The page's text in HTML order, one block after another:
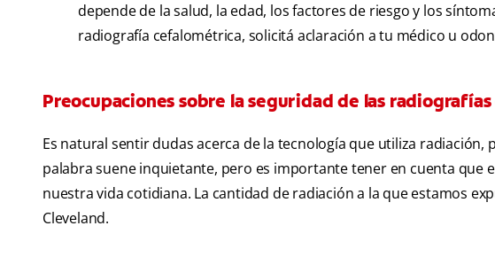
depende de la salud, la edad, los factores de riesgo y los
radiografía cefalométrica, solicitá aclaración a tu médico u
Preocupaciones sobre la seguridad de las
Es natural sentir dudas acerca de la tecnología que utiliza
palabra suene inquietante, pero es importante tener en cuenta que
nuestra vida cotidiana. La cantidad de radiación a la que estamos
Cleveland.